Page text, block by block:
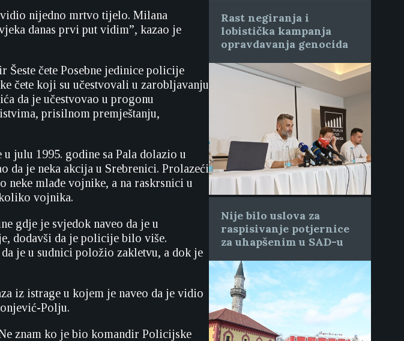
nijedno mrtvo tijelo. Milana
danas prvi put vidim”, kazao je
Šeste čete Posebne jedinice policije
čete koji su učestvovali u zarobljavanju
da je učestvovao u progonu
prisilnom premještanju,
julu 1995. godine sa Pala dolazio u
da je neka akcija u Srebrenici. Prolazeći
mlađe vojnike, a na raskrsnici u
vojnika.
gdje je svjedok naveo da je u
dodavši da je policije bilo više.
je u sudnici položio zakletvu, a dok je
iz istrage u kojem je naveo da je vidio
Polju.
znam ko je bio komandir Policijske
Rast negiranja i
lobistička kampanja
opravdavanja genocida
Nije bilo uslova za
raspisivanje potjernice
za uhapšenim u SAD-u